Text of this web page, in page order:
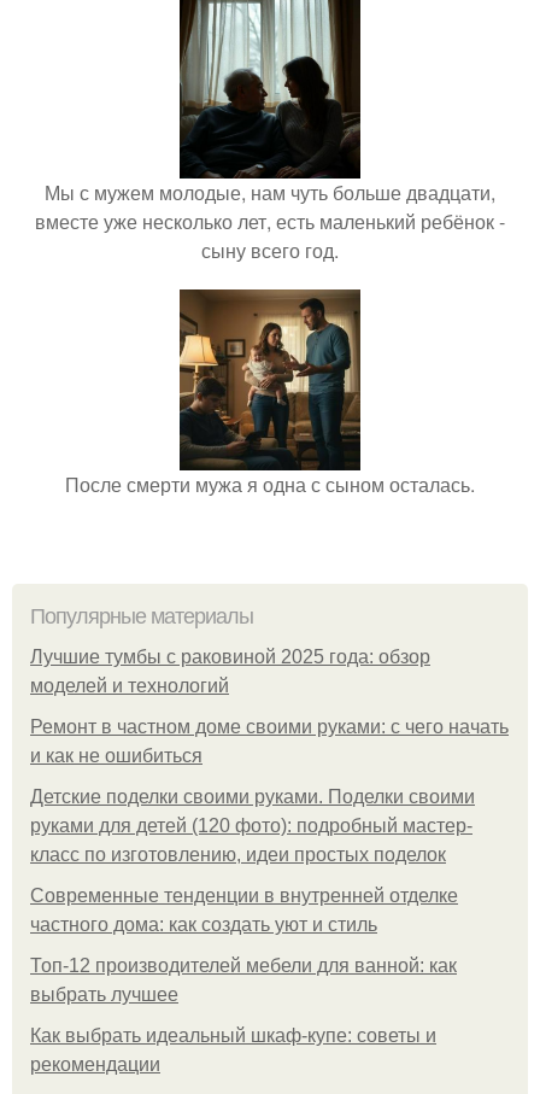
Мы с мужем молодые, нам чуть больше двадцати,
вместе уже несколько лет, есть маленький ребёнок -
сыну всего год.
После смерти мужа я одна с сыном осталась.
Популярные материалы
Лучшие тумбы с раковиной 2025 года: обзор
моделей и технологий
Ремонт в частном доме своими руками: с чего начать
и как не ошибиться
Детские поделки своими руками. Поделки своими
руками для детей (120 фото): подробный мастер-
класс по изготовлению, идеи простых поделок
Современные тенденции в внутренней отделке
частного дома: как создать уют и стиль
Топ-12 производителей мебели для ванной: как
выбрать лучшее
Как выбрать идеальный шкаф-купе: советы и
рекомендации